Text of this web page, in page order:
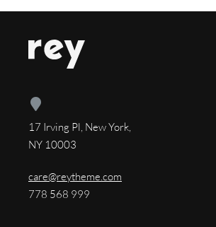
17 Irving Pl, New York,
NY 10003
care@reytheme.com
778 568 999